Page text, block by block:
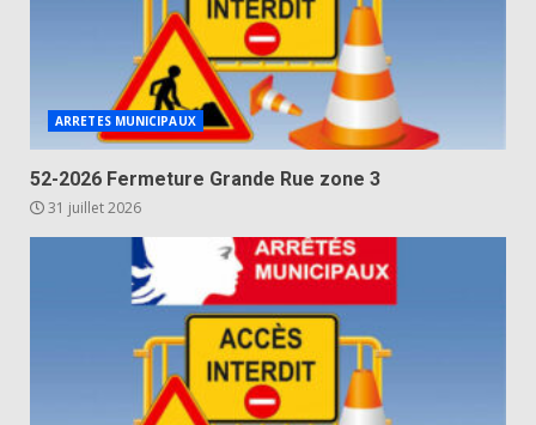
ARRETES MUNICIPAUX
52-2026 Fermeture Grande Rue zone 3
31 juillet 2026